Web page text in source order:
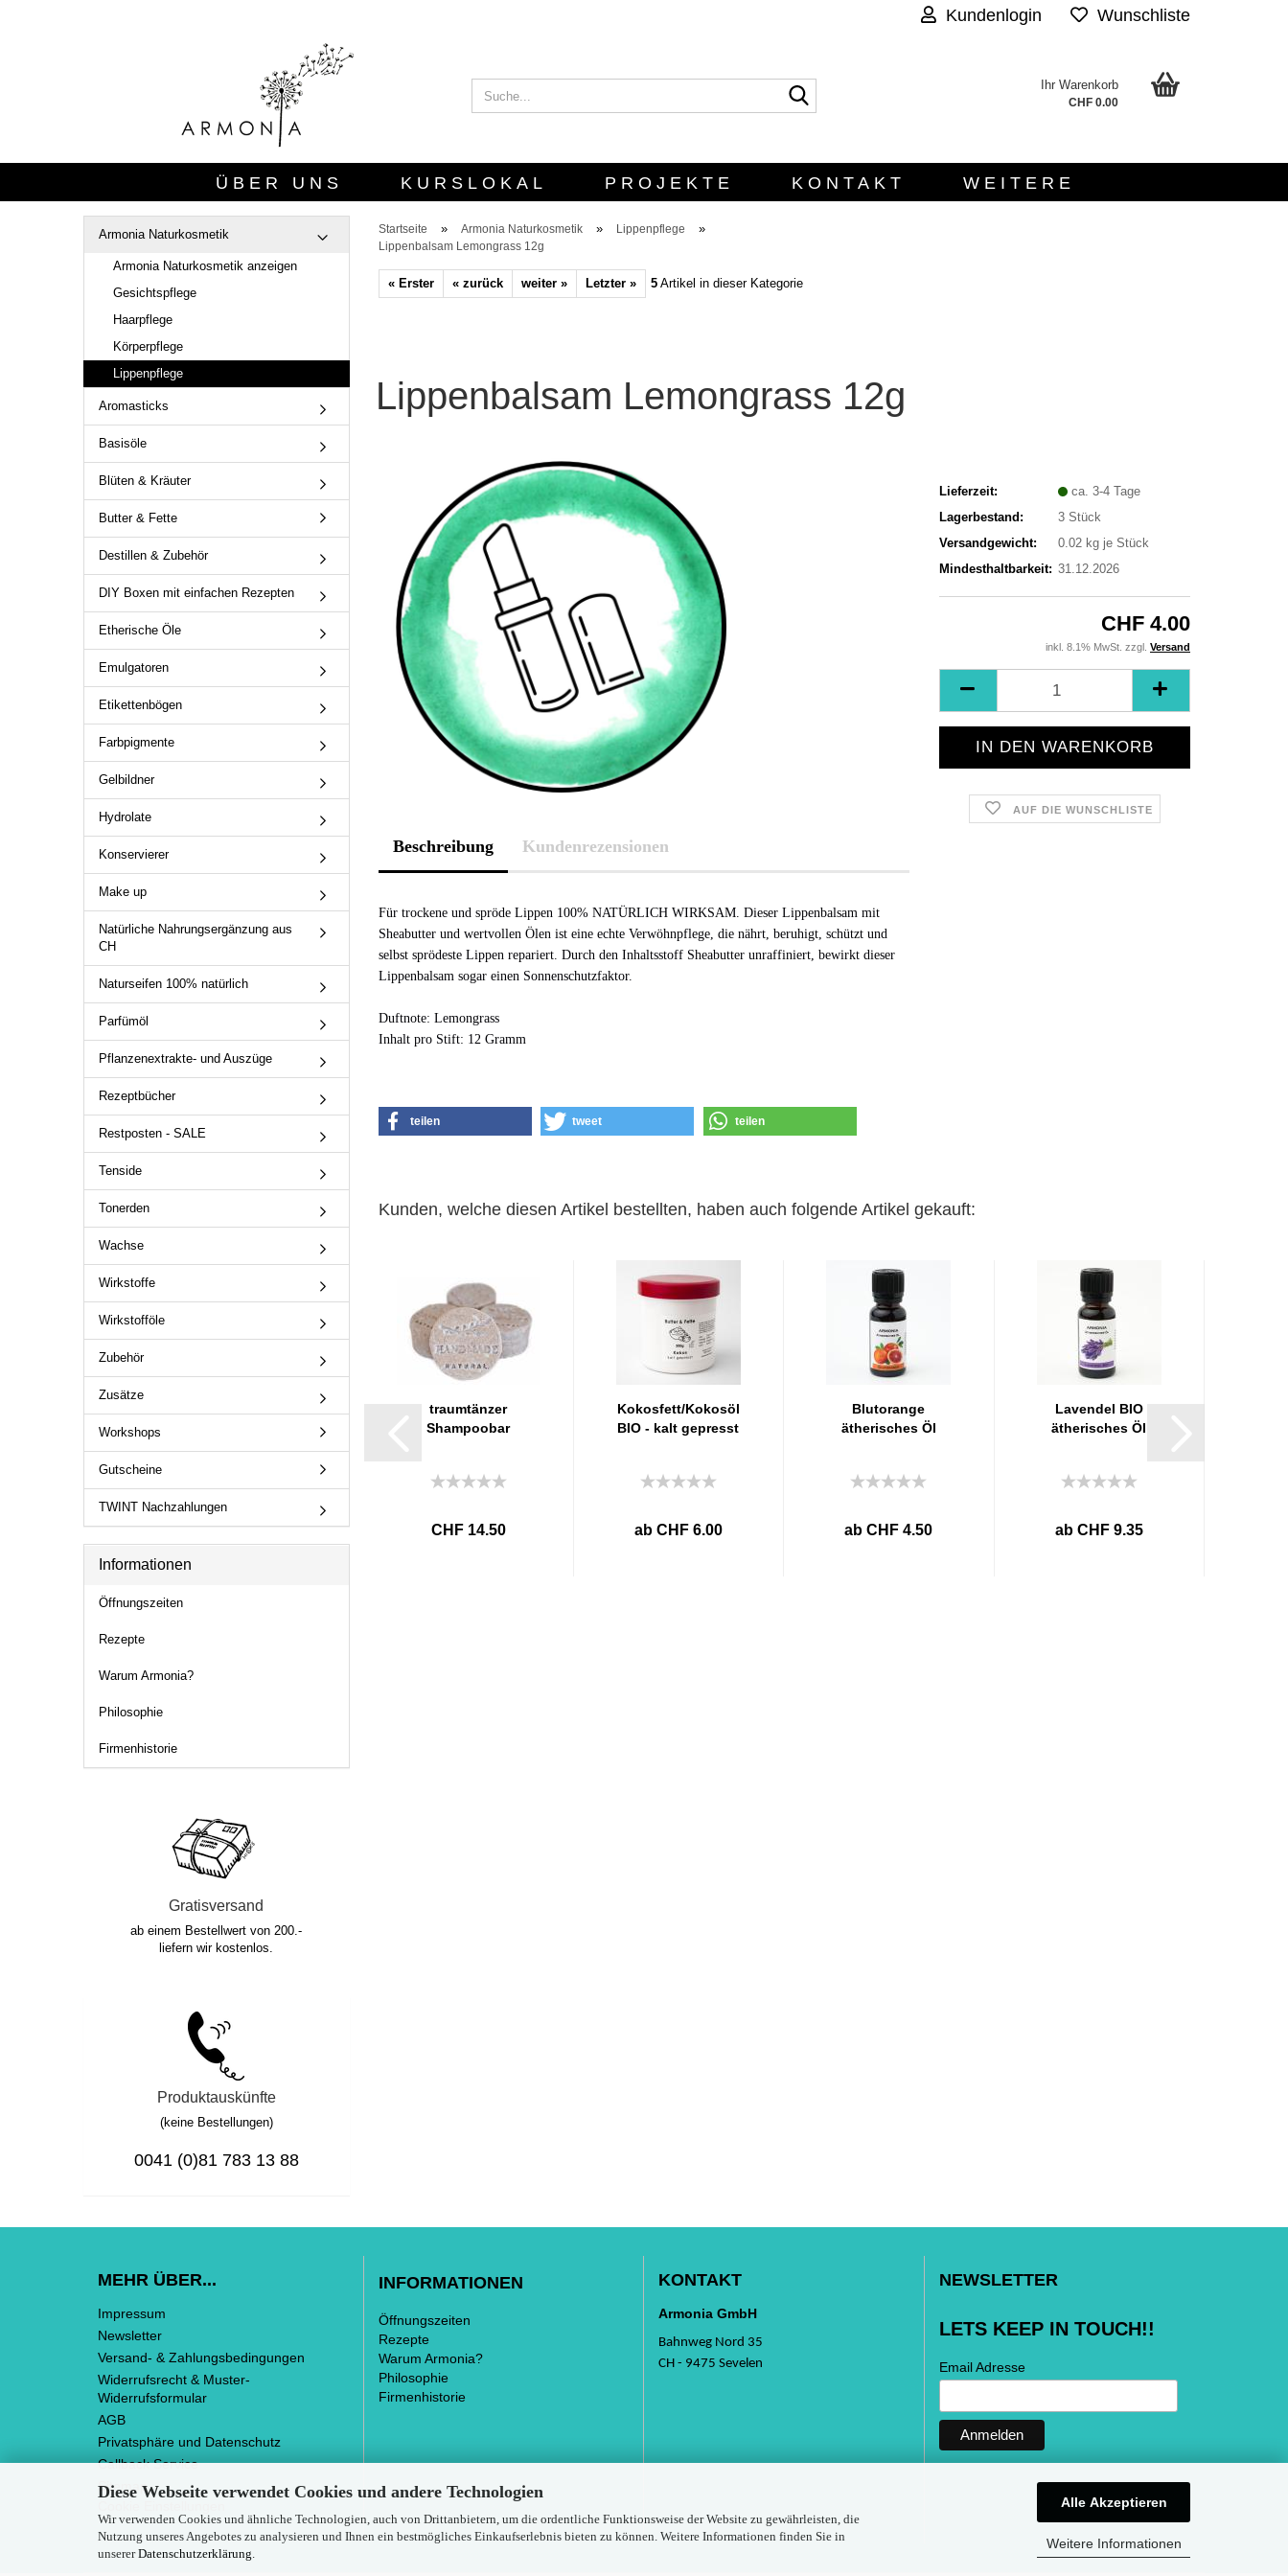
Diese Webseite verwendet Cookies und andere Technologien
Wir verwenden Cookies und ähnliche Technologien, auch von Drittanbietern, um die ordentliche Funktionsweise der Website zu gewährleisten, die
Nutzung unseres Angebotes zu analysieren und Ihnen ein bestmögliches Einkaufserlebnis bieten zu können. Weitere Informationen finden Sie in
unsererDatenschutzerklärung.
Alle Akzeptieren
Weitere Informationen
Kundenlogin
E-Mail
Passwort
Konto erstellen
Wunschliste
Ihr Warenkorb
CHF 0.00
ÜBER UNS KURSLOKAL PROJEKTE KONTAKT WEITERE
Startseite » Armonia Naturkosmetik » Lippenpflege »
Lippenbalsam Lemongrass 12g
« Erster « zurück weiter » Letzter » 5Artikel in dieser Kategorie
Lippenbalsam Lemongrass 12g
Lieferzeit:
ca. 3-4 Tage
Lagerbestand:
3 Stück
Versandgewicht:
0.02kg je Stück
Mindesthaltbarkeit: 31.12.2026
CHF 4.00
inkl. 8.1% MwSt. zzgl. Versand
AUF DIE WUNSCHLISTE
Beschreibung Kundenrezensionen
Für trockene und spröde Lippen 100% NATÜRLICH WIRKSAM. Dieser Lippenbalsam mit
Sheabutter und wertvollen Ölen ist eine echte Verwöhnpflege, die nährt, beruhigt, schützt und
selbst sprödeste Lippen repariert. Durch den Inhaltsstoff Sheabutter unraffiniert, bewirkt dieser
Lippenbalsam sogar einen Sonnenschutzfaktor.
Duftnote: Lemongrass
Inhalt pro Stift: 12 Gramm
teilen tweet teilen
Kunden, welche diesen Artikel bestellten, haben auch folgende Artikel gekauft:
traumtänzer
Shampoobar
CHF 14.50
Kokosfett/Kokosöl
BIO - kalt gepresst
ab CHF 6.00
Blutorange
ätherisches Öl
ab CHF 4.50
Lavendel BIO
ätherisches Öl
ab CHF 9.35
Armonia Naturkosmetik
Armonia Naturkosmetik anzeigen
Gesichtspflege
Haarpflege
Körperpflege
Lippenpflege
Aromasticks
Basisöle
Blüten & Kräuter
Butter & Fette
Destillen & Zubehör
DIY Boxen mit einfachen Rezepten
Etherische Öle
Emulgatoren
Etikettenbögen
Farbpigmente
Gelbildner
Hydrolate
Konservierer
Make up
Natürliche Nahrungsergänzung aus
CH
Naturseifen 100% natürlich
Parfümöl
Pflanzenextrakte- und Auszüge
Rezeptbücher
Restposten - SALE
Tenside
Tonerden
Wachse
Wirkstoffe
Wirkstofföle
Zubehör
Zusätze
Workshops
Gutscheine
TWINT Nachzahlungen
Informationen
Öffnungszeiten
Rezepte
Warum Armonia?
Philosophie
Firmenhistorie
Gratisversand
ab einem Bestellwert von 200.-
liefern wir kostenlos.
Produktauskünfte
(keine Bestellungen)
0041 (0)81 783 13 88
MEHR ÜBER...
Impressum
Newsletter
Versand- & Zahlungsbedingungen
Widerrufsrecht & Muster-
Widerrufsformular
AGB
Privatsphäre und Datenschutz
Callback Service
Sitemap
INFORMATIONEN
Öffnungszeiten
Rezepte
Warum Armonia?
Philosophie
Firmenhistorie
KONTAKT
Armonia GmbH
Bahnweg Nord 35
CH - 9475 Sevelen
NEWSLETTER
LETS KEEP IN TOUCH!!
Email Adresse